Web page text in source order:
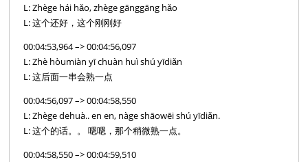
L: Zhège hái hǎo, zhège gānggāng hǎo
L: 这个还好，这个刚刚好
00:04:53,964 –> 00:04:56,097
L: Zhè hòumiàn yī chuàn huì shú yīdiǎn
L: 这后面一串会熟一点
00:04:56,097 –> 00:04:58,550
L: Zhège dehuà.. en en, nàge shāowēi shú yīdiǎn.
L: 这个的话。。 嗯嗯，那个稍微熟一点。
00:04:58,550 –> 00:04:59,510